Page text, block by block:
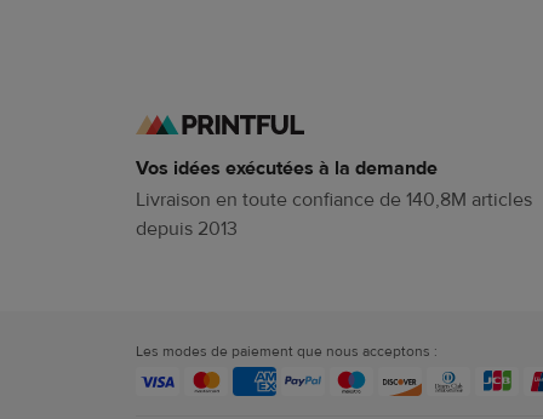
Vos idées exécutées à la demande
Livraison en toute confiance de 140,8M articles
depuis 2013
Les modes de paiement que nous acceptons :